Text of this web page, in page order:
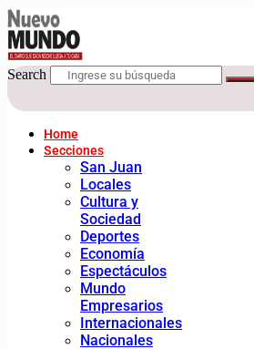
Search
Home
Secciones
San Juan
Locales
Cultura y
Sociedad
Deportes
Economía
Espectáculos
Mundo
Empresarios
Internacionales
Nacionales